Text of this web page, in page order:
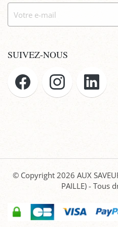
SUIVEZ-NOUS
© Copyright 2026 AUX
PAILLE) - Tous